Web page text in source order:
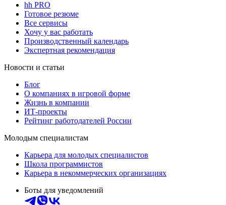
hh PRO
Готовое резюме
Все сервисы
Хочу у вас работать
Производственный календарь
Экспертная рекомендация
Новости и статьи
Блог
О компаниях в игровой форме
Жизнь в компании
ИТ-проекты
Рейтинг работодателей России
Молодым специалистам
Карьера для молодых специалистов
Школа программистов
Карьера в некоммерческих организациях
Боты для уведомлений